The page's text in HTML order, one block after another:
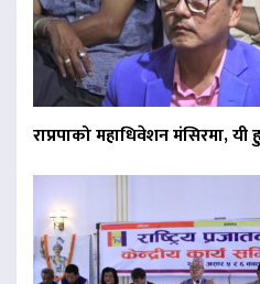
राप्रपाको महाधिवेशन मंसिरमा,